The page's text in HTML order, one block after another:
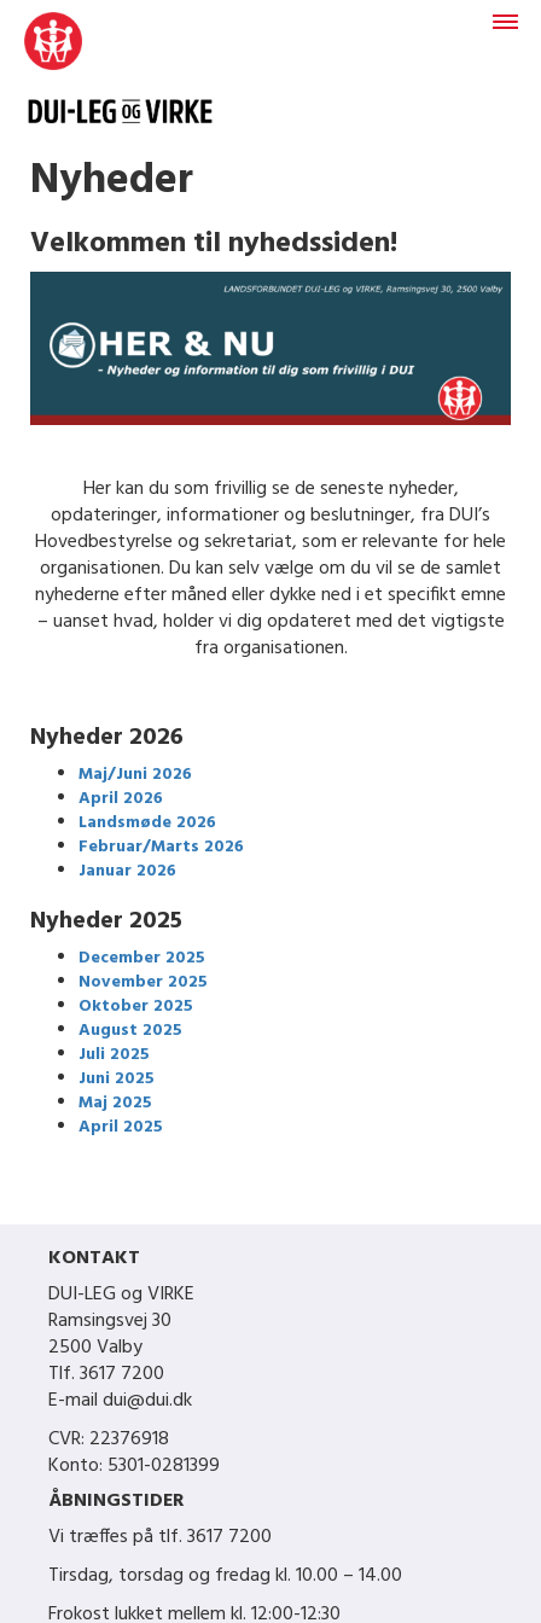
Nyheder
Velkommen til nyhedssiden!
Her kan du som frivillig se de seneste nyheder,
opdateringer, informationer og beslutninger, fra DUI’s
Hovedbestyrelse og sekretariat, som er relevante for hele
organisationen. Du kan selv vælge om du vil se de samlet
nyhederne efter måned eller dykke ned i et specifikt emne
– uanset hvad, holder vi dig opdateret med det vigtigste
fra organisationen.
Nyheder 2026
Maj/Juni 2026
April 2026
Landsmøde 2026
Februar/Marts 2026
Januar 2026
Nyheder 2025
December 2025
November 2025
Oktober 2025
August 2025
Juli 2025
Juni 2025
Maj 2025
April 2025
KONTAKT
DUI-LEG og VIRKE
Ramsingsvej 30
2500 Valby
Tlf. 3617 7200
E-mail dui@dui.dk
CVR: 22376918
Konto: 5301-0281399
ÅBNINGSTIDER
Vi træffes på tlf.3617 7200
Tirsdag, torsdag og fredag kl. 10.00 – 14.00
Frokost lukket mellem kl. 12:00-12:30